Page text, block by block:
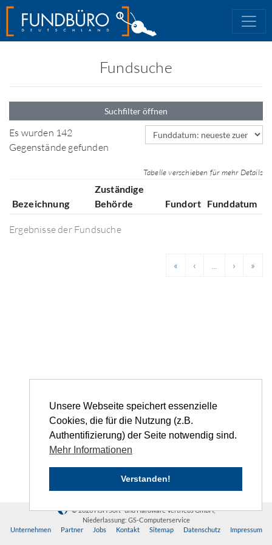
Unsere Webseite speichert essenzielle
Cookies, die für die Nutzung (z.B.
Authentifizierung) der Seite notwendig sind.
Mehr Informationen
Verstanden!
Fundsuche
Suchfilter öffnen
Es wurden 142
Gegenstände gefunden
Sortierfeld
Tabelle verschieben für mehr Details
Ergebnisse der Fundsuche
Bezeichnung
Zuständige
Behörde
Fundort Funddatum
« ‹ ... › »
© 2026 HSH Soft- und Hardware Vertriebs GmbH,
Niederlassung: GS-Computerservice
Unternehmen
Partner Jobs Kontakt Sitemap Datenschutz Impressum